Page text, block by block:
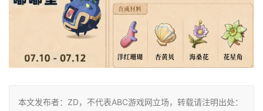
本文发布者：ZD，不代表ABC游戏网立场，转载请注明出处：